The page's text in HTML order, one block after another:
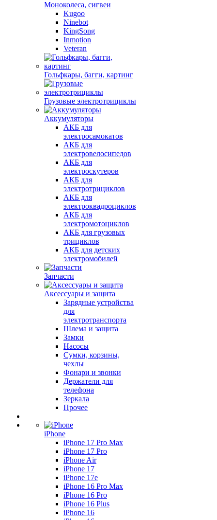
Моноколеса, сигвеи
Kugoo
Ninebot
KingSong
Inmotion
Veteran
Гольфкары, багги, картинг
Грузовые электротрициклы
Аккумуляторы
АКБ для
электросамокатов
АКБ для
электровелосипедов
АКБ для
электроскутеров
АКБ для
электротрициклов
АКБ для
электроквадроциклов
АКБ для
электромотоциклов
АКБ для грузовых
трициклов
АКБ для детских
электромобилей
Запчасти
Аксессуары и защита
Зарядные устройства
для
электротранспорта
Шлема и защита
Замки
Насосы
Сумки, корзины,
чехлы
Фонари и звонки
Держатели для
телефона
Зеркала
Прочее
iPhone
iPhone 17 Pro Max
iPhone 17 Pro
iPhone Air
iPhone 17
iPhone 17e
iPhone 16 Pro Max
iPhone 16 Pro
iPhone 16 Plus
iPhone 16